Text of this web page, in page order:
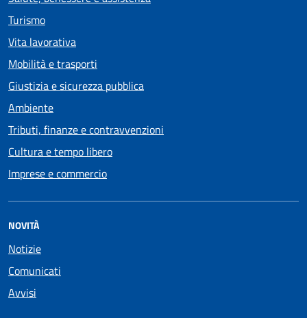
Turismo
Vita lavorativa
Mobilità e trasporti
Giustizia e sicurezza pubblica
Ambiente
Tributi, finanze e contravvenzioni
Cultura e tempo libero
Imprese e commercio
NOVITÀ
Notizie
Comunicati
Avvisi